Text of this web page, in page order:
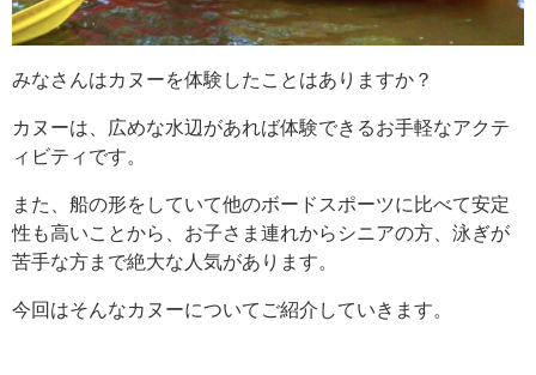
みなさんはカヌーを体験したことはありますか？
カヌーは、広めな水辺があれば体験できるお手軽なアクテ
ィビティです。
また、船の形をしていて他のボードスポーツに比べて安定
性も高いことから、お子さま連れからシニアの方、泳ぎが
苦手な方まで絶大な人気があります。
今回はそんなカヌーについてご紹介していきます。